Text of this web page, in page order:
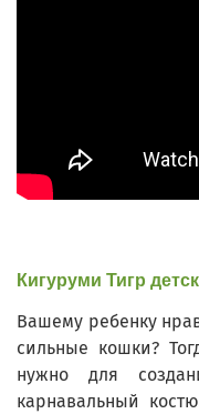
Кигуруми Тигр
Вашему ребенку
сильные кошки?
нужно для
карнавальный